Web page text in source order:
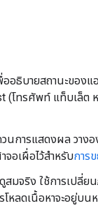
อธิบายสถานะของแ
ทรศัพท์ แท็บเล็ต ห
นการแสดงผล วาง
อเผื่อไว้สำหรับการ
มจริง ใช้การเปลี่ย
โหลดเนื้อหาจะอยู่บ